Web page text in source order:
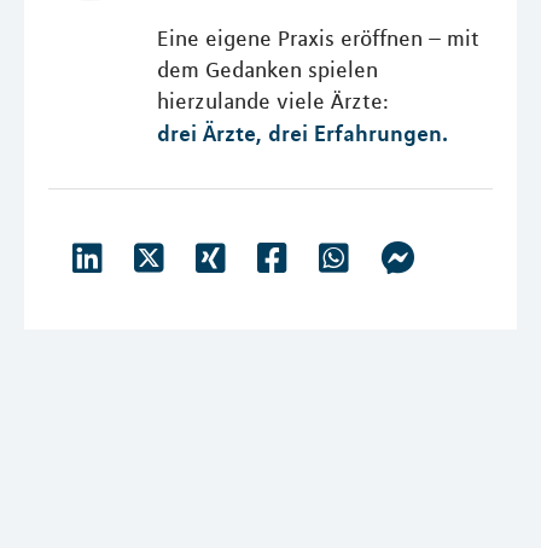
Eine eigene Praxis eröffnen – mit
dem Gedanken spielen
hierzulande viele Ärzte:
drei Ärzte, drei Erfahrungen.